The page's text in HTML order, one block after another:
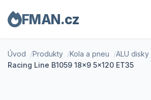
FMAN.cz
Úvod Produkty Kola a pneu
ALU disky
Racing Line B1059 18x9 5x120 ET35